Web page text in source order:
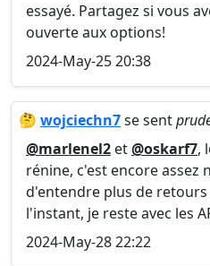
essayé. Partagez si vous
ouverte aux options!
2024-May-25 20:38
🤔 wojciechn7se sent
@marlenel2 et@oskarf7,
rénine, c'est encore assez
d'entendre plus de
l'instant, je reste avec les
2024-May-28 22:22